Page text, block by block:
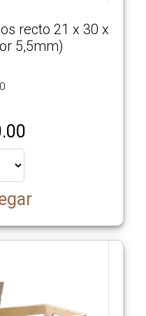
recto 21 x 30 x
5,5mm)